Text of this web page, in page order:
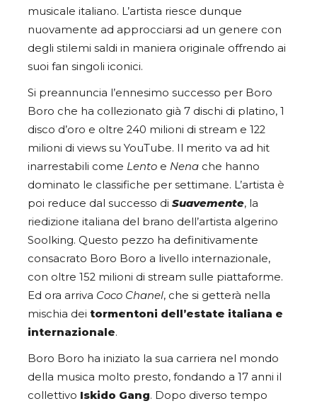
musicale italiano. L’artista riesce dunque
nuovamente ad approcciarsi ad un genere con
degli stilemi saldi in maniera originale offrendo ai
suoi fan singoli iconici.
Si preannuncia l’ennesimo successo per Boro
Boro che ha collezionato già 7 dischi di platino, 1
disco d’oro e oltre 240 milioni di stream e 122
milioni di views su YouTube. Il merito va ad hit
inarrestabili come Lento e Nena che hanno
dominato le classifiche per settimane. L’artista è
poi reduce dal successo di Suavemente, la
riedizione italiana del brano dell’artista algerino
Soolking. Questo pezzo ha definitivamente
consacrato Boro Boro a livello internazionale,
con oltre 152 milioni di stream sulle piattaforme.
Ed ora arriva Coco Chanel, che si getterà nella
mischia dei tormentoni dell’estate italiana e
internazionale.
Boro Boro ha iniziato la sua carriera nel mondo
della musica molto presto, fondando a 17 anni il
collettivo Iskido Gang. Dopo diverso tempo